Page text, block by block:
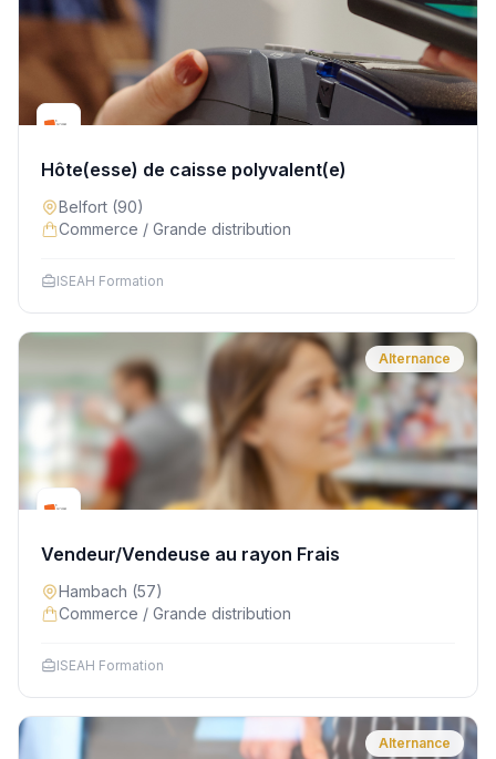
Hôte(esse) de caisse polyvalent(e)
Belfort (90)
Commerce / Grande distribution
ISEAH Formation
Alternance
Vendeur/Vendeuse au rayon Frais
Hambach (57)
Commerce / Grande distribution
ISEAH Formation
Alternance